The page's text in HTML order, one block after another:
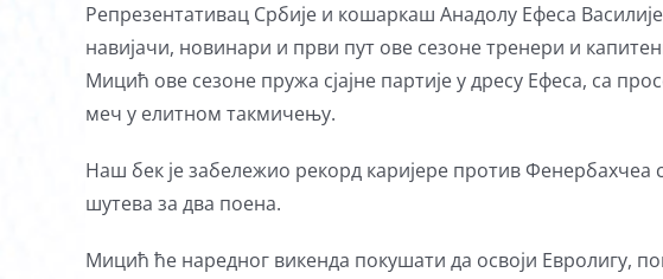
Репрезентативац Србије и кошаркаш Анадолу Ефеса
навијачи, новинари и први пут ове сезоне тренери и
Мицић ове сезоне пружа сјајне партије у дресу Ефеса, са
меч у елитном такмичењу.
Наш бек је забележио рекорд каријере против Фенербахчеа
шутева за два поена.
Мицић ће наредног викенда покушати да освоји Евролигу,